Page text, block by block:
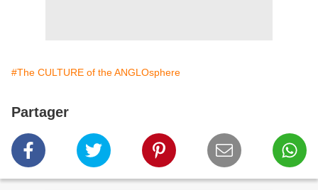
#The CULTURE of the ANGLOsphere
Partager